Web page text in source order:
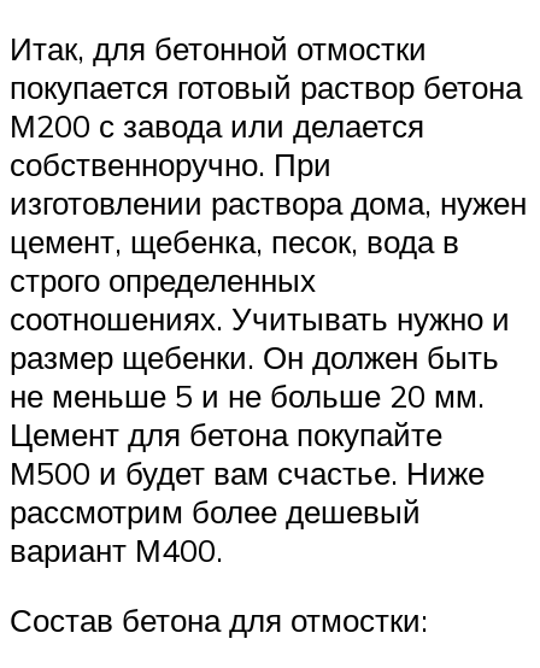
Итак, для бетонной отмостки
покупается готовый раствор бетона
М200 с завода или делается
собственноручно. При
изготовлении раствора дома, нужен
цемент, щебенка, песок, вода в
строго определенных
соотношениях. Учитывать нужно и
размер щебенки. Он должен быть
не меньше 5 и не больше 20 мм.
Цемент для бетона покупайте
М500 и будет вам счастье. Ниже
рассмотрим более дешевый
вариант М400.
Состав бетона для отмостки: